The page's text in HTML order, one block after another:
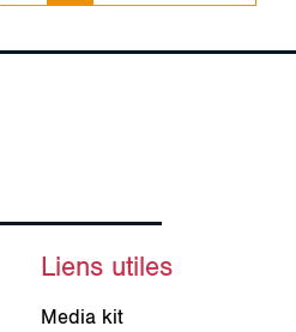
Liens utiles
Media kit